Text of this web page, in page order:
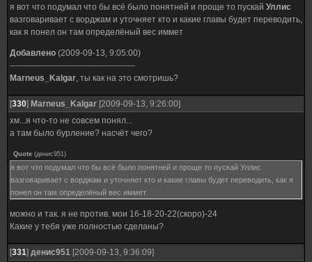
я вот что подумал что бы всё было понятней и проще то пускай Уллис
вазговаривает с ворджам и уточняет кто и какие главы будет переводить,
как я понел он там определёный вес иммет
Добавлено (2009-09-13, 9:05:00)
---------------------------------------------
Marneus_Kalgar, ты как на это смотришь?
[330] Marneus_Kalgar [2009-09-13, 9:26:00]
хм...я что-то не совсем понял...
а там было бурление? насчёт чего?
Quote (денис951)
я вот что подумал что бы всё было понятней и проще то пускай Уллис
вазговаривает с ворджам и уточняет кто и какие главы будет переводить, как я
понел он там определёный вес иммет
можно и так. я не против. мои 16-18-20-22(скоро)-24
Какие у тебя уже полностью сделаны?
[331] денис951 [2009-09-13, 9:36:09]